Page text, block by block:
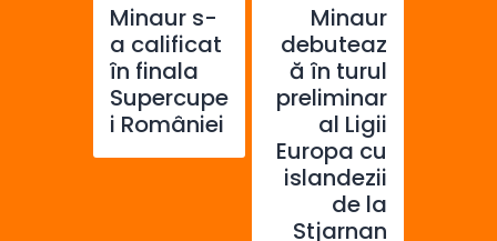
Minaur s-
a calificat
în finala
Supercupe
i României
Minaur
debuteaz
ă în turul
preliminar
al Ligii
Europa cu
islandezii
de la
Stjarnan